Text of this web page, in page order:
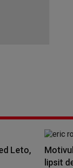
Leto,
lipsit